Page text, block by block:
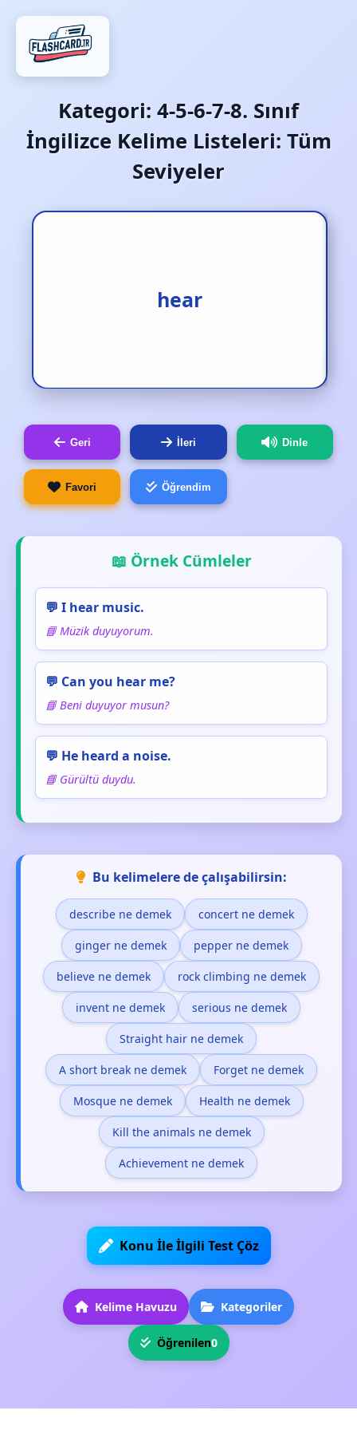
Kategori: 4-5-6-7-8. Sınıf
İngilizce Kelime Listeleri: Tüm
Seviyeler
hear
işitmek‚ duymak
Geri İleri Dinle
Favori Öğrendim
📖 Örnek Cümleler
💬 I hear music.
📘 Müzik duyuyorum.
💬 Can you hear me?
📘 Beni duyuyor musun?
💬 He heard a noise.
📘 Gürültü duydu.
Bu kelimelere de çalışabilirsin:
describe ne demek concert ne demek
ginger ne demek pepper ne demek
believe ne demek rock climbing ne demek
invent ne demek serious ne demek
Straight hair ne demek
A short break ne demek Forget ne demek
Mosque ne demek Health ne demek
Kill the animals ne demek
Achievement ne demek
Konu İle İlgili Test Çöz
Kelime Havuzu Kategoriler
Öğrenilen0